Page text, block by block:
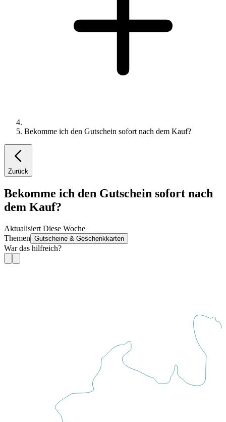
Bekomme ich den Gutschein sofort nach dem Kauf?
Zurück
Bekomme ich den Gutschein sofort nach
dem Kauf?
Aktualisiert Diese Woche
Themen Gutscheine & Geschenkkarten
War das hilfreich?